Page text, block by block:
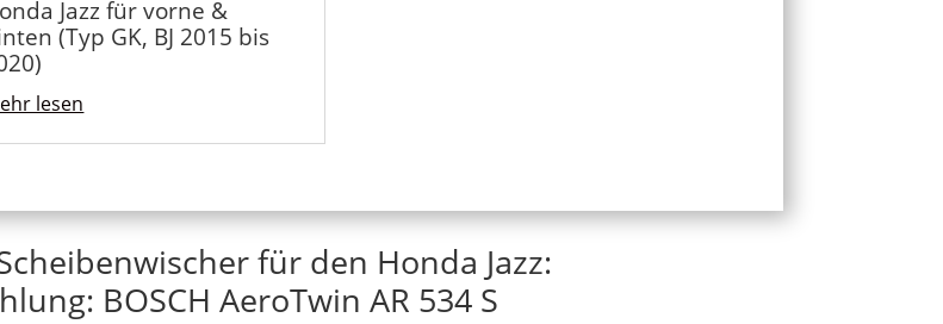
Jazz für vorne &
(Typ GK, BJ 2015 bis
lesen
für den Honda Jazz:
BOSCH AeroTwin AR 534 S